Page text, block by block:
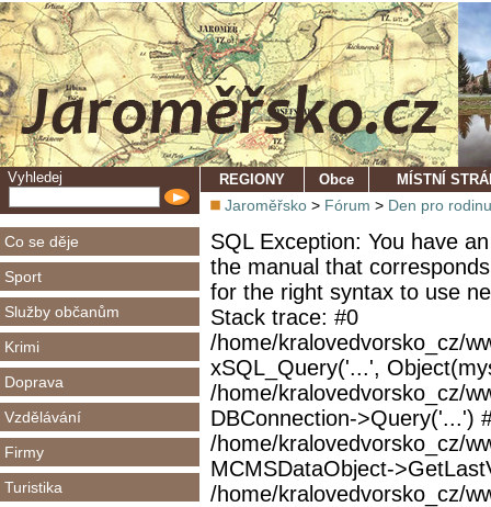
Vyhledej
Co se děje
Sport
Služby občanům
Krimi
Doprava
Vzdělávání
Firmy
Turistika
REGIONY Obce MÍSTNÍ
Jaroměřsko > Fórum > Den pro
SQL Exception: You have
the manual that
for the right syntax to use
Stack trace: #0
/home/kralovedvorsko_cz/
xSQL_Query('...',
/home/kralovedvorsko_cz/
DBConnection->Query('...')
/home/kralovedvorsko_cz/
MCMSDataObject-
/home/kralovedvorsko_cz/